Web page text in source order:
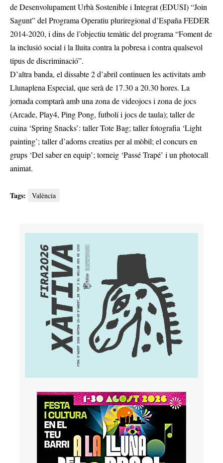
de Desenvolupament Urbà Sostenible i Integrat (EDUSI) “Join
Sagunt” del Programa Operatiu pluriregional d’España FEDER
2014-2020, i dins de l’objectiu temàtic del programa “Foment de
la inclusió social i la lluita contra la pobresa i contra qualsevol
tipus de discriminació”.
D’altra banda, el dissabte 2 d’abril continuen les activitats amb
Llunaplena Especial, que serà de 17.30 a 20.30 hores. La
jornada comptarà amb una zona de videojocs i zona de jocs
(Arcade, Play4, Ping Pong, futbolí i jocs de taula); taller de
cuina ‘Spring Snacks’: taller Tote Bag; taller fotografia ‘Light
painting’; taller d’adorns creatius per al mòbil; el concurs en
grups ‘Del saber en equip’; torneig ‘Passé Trapé’ i un photocall
animat.
Tags: València